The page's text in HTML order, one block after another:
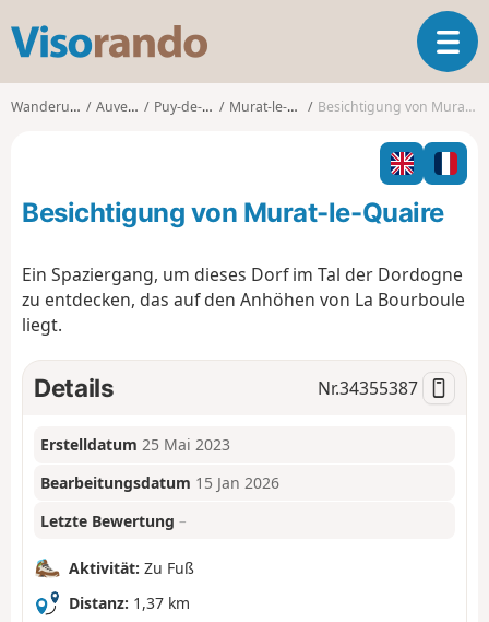
s
o
T
o
l
n
g
a
o
n
Wanderungen Auvergne Puy-de-Dôme Murat-le-Quaire Besichtigung von Murat-le-Quaire
Besichtigung von Murat-le-Quaire
Ein Spaziergang, um dieses Dorf im Tal der Dordogne
zu entdecken, das auf den Anhöhen von La Bourboule
liegt.
Details Nr.34355387
Erstelldatum 25 Mai 2023
Bearbeitungsdatum 15 Jan 2026
Letzte Bewertung –
Aktivität: Zu Fuß
Distanz: 1,37 km